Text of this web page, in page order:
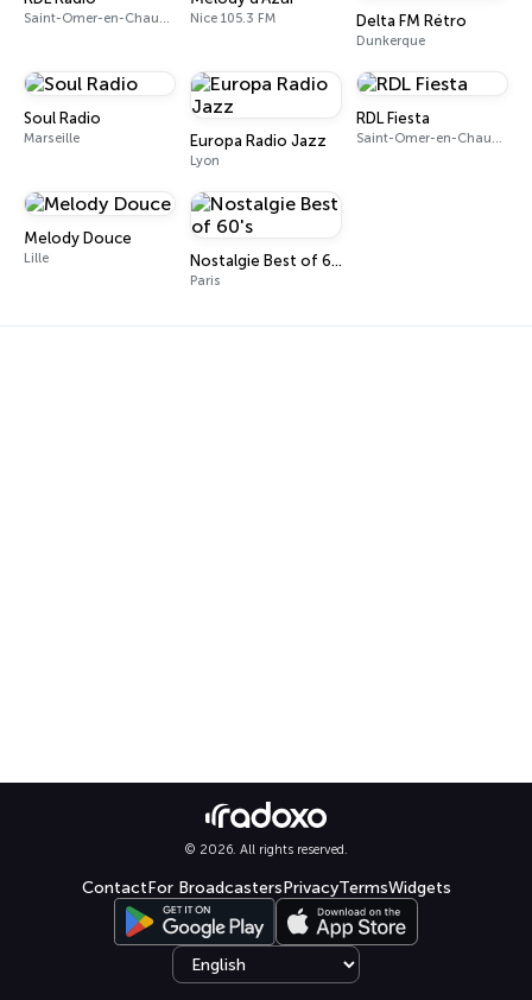
Saint-Omer-en-Chaussée 89.6 FM Nice 105.3 FM Delta FM Rétro
Dunkerque
Soul Radio
Marseille Europa Radio Jazz
Lyon
RDL Fiesta
Saint-Omer-en-Chaussée
Melody Douce
Lille Nostalgie Best of 60's
Paris
© 2026. All rights reserved.
ContactFor BroadcastersPrivacyTermsWidgets
Select language